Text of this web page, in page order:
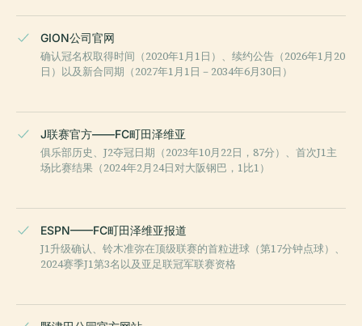
GION公司官网
确认冠名权取得时间（2020年1月1日）、续约公告（2026年1月20
日）以及新合同期（2027年1月1日－2034年6月30日）
J联赛官方——FC町田泽维亚
俱乐部历史、J2夺冠日期（2023年10月22日，87分）、首次J1主
场比赛结果（2024年2月24日对大阪钢巴，1比1）
ESPN——FC町田泽维亚报道
J1升级确认、铃木准弥在顶级联赛的首粒进球（第17分钟点球）、
2024赛季J1第3名以及亚足联冠军联赛资格